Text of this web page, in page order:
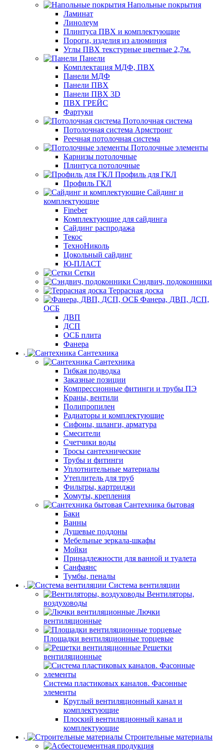
Напольные покрытия
Ламинат
Линолеум
Плинтуса ПВХ и комплектующие
Пороги, изделия из алюминия
Углы ПВХ текстурные цветные 2,7м.
Панели
Комплектация МДФ, ПВХ
Панели МДФ
Панели ПВХ
Панели ПВХ 3D
ПВХ ГРЕЙС
Фартуки
Потолочная система
Потолочная система Армстронг
Реечная потолочная система
Потолочные элементы
Карнизы потолочные
Плинтуса потолочные
Профиль для ГКЛ
Профиль ГКЛ
Сайдинг и
комплектующие
Fineber
Комплектующие для сайдинга
Сайдинг распродажа
Текос
ТехноНиколь
Цокольный сайдинг
Ю-ПЛАСТ
Сетки
Сэндвич, подоконники
Террасная доска
Фанера, ДВП, ДСП,
ОСБ
ДВП
ДСП
ОСБ плита
Фанера
Сантехника
Сантехника
Гибкая подводка
Заказные позиции
Компрессионные фитинги и трубы ПЭ
Краны, вентили
Полипропилен
Радиаторы и комплектующие
Сифоны, шланги, арматура
Смесители
Счетчики воды
Тросы сантехнические
Трубы и фитинги
Уплотнительные материалы
Утеплитель для труб
Фильтры, картриджи
Хомуты, крепления
Сантехника бытовая
Баки
Ванны
Душевые поддоны
Мебельные зеркала-шкафы
Мойки
Принадлежности для ванной и туалета
Санфаянс
Тумбы, пеналы
Система вентиляции
Вентиляторы,
воздуховоды
Лючки
вентиляционные
Площадки вентиляционные торцевые
Решетки
вентиляционные
Система пластиковых каналов. Фасонные
элементы
Круглый вентиляционный канал и
комплектующие
Плоский вентиляционный канал и
комплектующие
Строительные материалы